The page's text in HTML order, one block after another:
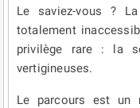
Le saviez-vous ?
totalement
privilège rare : la
vertigineuses.
Le parcours est un